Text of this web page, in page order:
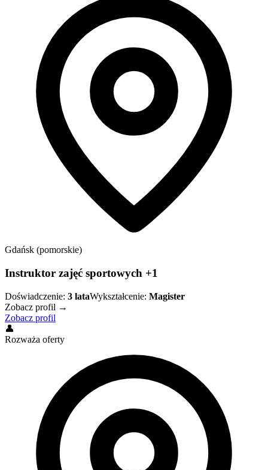
Gdańsk (pomorskie)
Instruktor zajęć sportowych +1
Doświadczenie: 3 lataWykształcenie: Magister
Zobacz profil →
Zobacz profil
👤
Rozważa oferty